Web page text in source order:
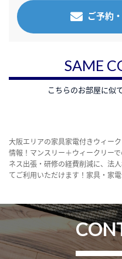
ご予約
SAME
こちらのお部屋に似
大阪エリアの家具家電付きウィー
情報！マンスリー＋ウィークリー
ネス出張・研修の経費削減に、法
てご利用いただけます！家具・家